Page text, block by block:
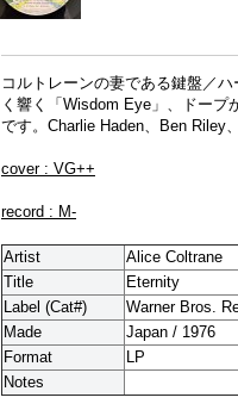
コルトレーンの妻である鍵盤／
く響く「Wisdom Eye」、ドープ
です。Charlie Haden、Ben Riley
cover : VG++
record : M-
Artist
Alice Coltrane
Title
Eternity
Label (Cat#)
Warner Bros.
Made
Japan / 1976
Format
LP
Notes